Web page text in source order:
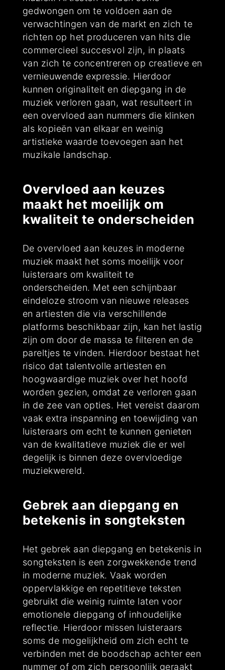
gedwongen om te voldoen aan de
verwachtingen van de markt en zich te
richten op het produceren van hits die
commercieel succesvol zijn, in plaats
van zich te concentreren op creatieve en
vernieuwende expressie. Hierdoor
kunnen originaliteit en diepgang in de
muziek verloren gaan, wat resulteert in
een overvloed aan nummers die klinken
als kopieën van elkaar en weinig
artistieke waarde toevoegen aan het
muzikale landschap.
Overvloed aan keuzes
maakt het moeilijk om
kwaliteit te onderscheiden
De overvloed aan keuzes in moderne
muziek maakt het soms moeilijk voor
luisteraars om kwaliteit te
onderscheiden. Met een schijnbaar
eindeloze stroom van nieuwe releases
en artiesten die via verschillende
platforms beschikbaar zijn, kan het lastig
zijn om door de massa te filteren en de
pareltjes te vinden. Hierdoor bestaat het
risico dat talentvolle artiesten en
hoogwaardige muziek over het hoofd
worden gezien, omdat ze verloren gaan
in de zee van opties. Het vereist daarom
vaak extra inspanning en toewijding van
luisteraars om echt te kunnen genieten
van de kwalitatieve muziek die er wel
degelijk is binnen deze overvloedige
muziekwereld.
Gebrek aan diepgang en
betekenis in songteksten
Het gebrek aan diepgang en betekenis in
songteksten is een zorgwekkende trend
in moderne muziek. Vaak worden
oppervlakkige en repetitieve teksten
gebruikt die weinig ruimte laten voor
emotionele diepgang of inhoudelijke
reflectie. Hierdoor missen luisteraars
soms de mogelijkheid om zich echt te
verbinden met de boodschap achter een
nummer of om zich persoonlijk geraakt